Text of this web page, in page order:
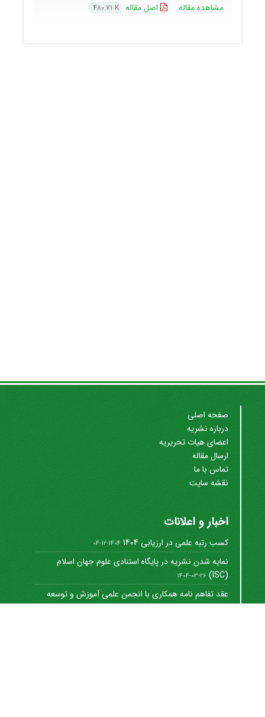
مشاهده مقاله اصل مقاله 480.71 K
صفحه اصلی
درباره نشریه
اعضای هیات تحریریه
ارسال مقاله
تماس با ما
نقشه سایت
اخبار و اعلانات
کسب رتبه علمی در ارزیابی 1404 1404-12-04
نمایه شدن نشریه در پایگاه استنادی علوم جهان اسلام
(ISC)
1404-03-26
عقد تفاهم نامه همکاری با انجمن علمی آموزش و توسعه
منابع ...